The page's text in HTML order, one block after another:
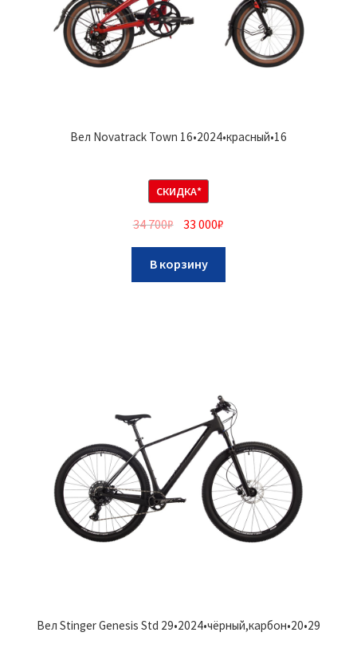
Вел Novatrack Town 16•2024•красный•16
СКИДКА*
34 700₽ 33 000₽
В корзину
Вел Stinger Genesis Std 29•2024•чёрный,карбон•20•29